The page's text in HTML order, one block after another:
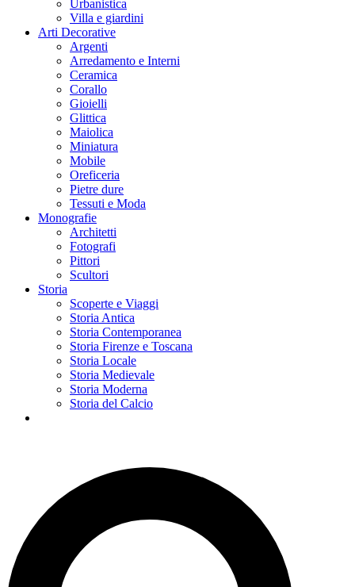
Urbanistica
Villa e giardini
Arti Decorative
Argenti
Arredamento e Interni
Ceramica
Corallo
Gioielli
Glittica
Maiolica
Miniatura
Mobile
Oreficeria
Pietre dure
Tessuti e Moda
Monografie
Architetti
Fotografi
Pittori
Scultori
Storia
Scoperte e Viaggi
Storia Antica
Storia Contemporanea
Storia Firenze e Toscana
Storia Locale
Storia Medievale
Storia Moderna
Storia del Calcio